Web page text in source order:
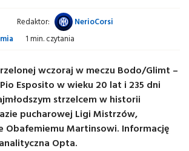
Redaktor:
NerioCorsi
1 min. czytania
wczoraj w meczu Bodo/Glimt –
Esposito w wieku 20 lat i 235 dni
strzelcem w historii
pucharowej Ligi Mistrzów,
Obafemiemu Martinsowi. Informację
Opta.